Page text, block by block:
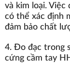
và kim loại. Việc
có thể xác định
đảm bảo chất
4. Đo đạc trong
cứng cầm tay